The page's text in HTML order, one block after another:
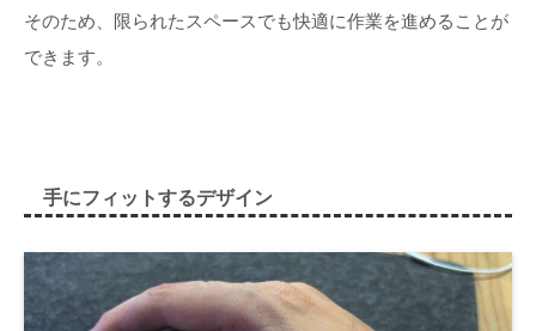
そのため、限られたスペースでも快適に作業を進めることが
できます。
手にフィットするデザイン